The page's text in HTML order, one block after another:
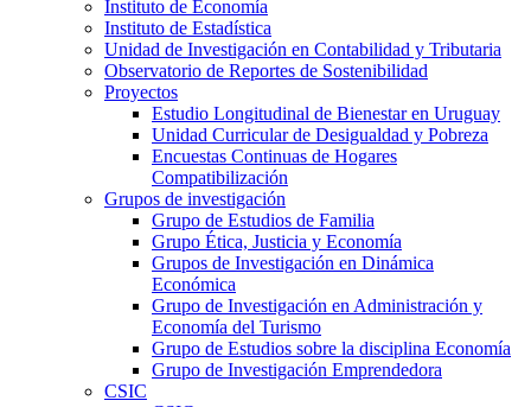
Instituto de Economía
Instituto de Estadística
Unidad de Investigación en Contabilidad y Tributaria
Observatorio de Reportes de Sostenibilidad
Proyectos
Estudio Longitudinal de Bienestar en Uruguay
Unidad Curricular de Desigualdad y Pobreza
Encuestas Continuas de Hogares
Compatibilización
Grupos de investigación
Grupo de Estudios de Familia
Grupo Ética, Justicia y Economía
Grupos de Investigación en Dinámica
Económica
Grupo de Investigación en Administración y
Economía del Turismo
Grupo de Estudios sobre la disciplina Economía
Grupo de Investigación Emprendedora
CSIC